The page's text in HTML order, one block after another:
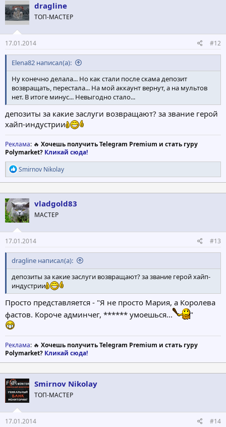
dragline
ТОП-МАСТЕР
17.01.2014 #12
Elena82 написал(а):
Ну конечно делала... Но как стали после скама депозит
возвращать, перестала... На мой аккаунт вернут, а на мультов
нет. В итоге минус... Невыгодно стало...
депозиты за какие заслуги возвращают? за звание герой
хайп-индустрии
Реклама: 🔥 Хочешь получить Telegram Premium и стать гуру
Polymarket? Кликай сюда!
Р
е
а
к
ц
и
и
:
Smirnov Nikolay
vladgold83
МАСТЕР
17.01.2014 #13
dragline написал(а):
депозиты за какие заслуги возвращают? за звание герой хайп-
индустрии
Просто представляется - "Я не просто Мария, а Королева
фастов. Короче админчег, ****** умоешься...
"
Реклама: 🔥 Хочешь получить Telegram Premium и стать гуру
Polymarket? Кликай сюда!
Smirnov Nikolay
ТОП-МАСТЕР
17.01.2014 #14